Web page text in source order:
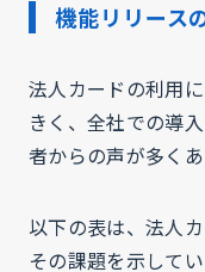
機能リリース
法人カードの利用
きく、全社での導
者からの声が多くあ
以下の表は、法人
その課題を示してい